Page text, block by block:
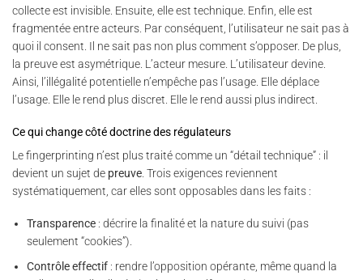
collecte est invisible. Ensuite, elle est technique. Enfin, elle est
fragmentée entre acteurs. Par conséquent, l’utilisateur ne sait pas à
quoi il consent. Il ne sait pas non plus comment s’opposer. De plus,
la preuve est asymétrique. L’acteur mesure. L’utilisateur devine.
Ainsi, l’illégalité potentielle n’empêche pas l’usage. Elle déplace
l’usage. Elle le rend plus discret. Elle le rend aussi plus indirect.
Ce qui change côté doctrine des régulateurs
Le fingerprinting n’est plus traité comme un “détail technique” : il
devient un sujet de preuve . Trois exigences reviennent
systématiquement, car elles sont opposables dans les faits :
Transparence : décrire la finalité et la nature du suivi (pas
seulement “cookies”).
Contrôle effectif : rendre l’opposition opérante, même quand la